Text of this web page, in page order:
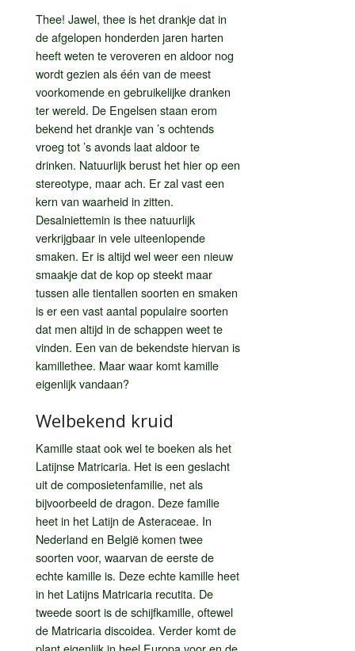
Thee! Jawel, thee is het drankje dat in
de afgelopen honderden jaren harten
heeft weten te veroveren en aldoor nog
wordt gezien als één van de meest
voorkomende en gebruikelijke dranken
ter wereld. De Engelsen staan erom
bekend het drankje van ’s ochtends
vroeg tot ’s avonds laat aldoor te
drinken. Natuurlijk berust het hier op een
stereotype, maar ach. Er zal vast een
kern van waarheid in zitten.
Desalniettemin is thee natuurlijk
verkrijgbaar in vele uiteenlopende
smaken. Er is altijd wel weer een nieuw
smaakje dat de kop op steekt maar
tussen alle tientallen soorten en smaken
is er een vast aantal populaire soorten
dat men altijd in de schappen weet te
vinden. Een van de bekendste hiervan is
kamillethee. Maar waar komt kamille
eigenlijk vandaan?
Welbekend kruid
Kamille staat ook wel te boeken als het
Latijnse Matricaria. Het is een geslacht
uit de composietenfamilie, net als
bijvoorbeeld de dragon. Deze familie
heet in het Latijn de Asteraceae. In
Nederland en België komen twee
soorten voor, waarvan de eerste de
echte kamille is. Deze echte kamille heet
in het Latijns Matricaria recutita. De
tweede soort is de schijfkamille, oftewel
de Matricaria discoidea. Verder komt de